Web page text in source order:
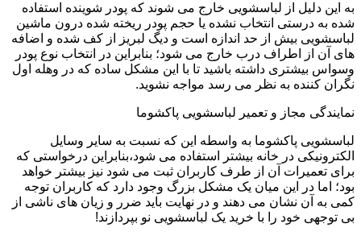
به این دلیل از لباسشویی خارج می شوند که پودر شوینده استفاده
شده به درستی انتخاب نشده یا حجم پودر ریخته شده درون ماشین
لباسشویی بیش از حد اندازه است و دیگ لبریز از کف شده و اضافه
های آن از اطراف درب خارج می شود؛ بنابراین در انتخاب نوع پودر
وسواس بیشتری داشته باشید تا با این مشکل ساده که در وهله اول
نگران کننده به نظر می رسد مواجه نشوید.
نمایندگی مجاز و تعمیر لباسشویی پاکشوما
لباسشویی پاکشوما به واسطه این که نسبت به سایر وسایل
الکترونیکی در خانه بیشتر استفاده می شود،بنابراین درخواستی که
برای تعمیرات آن از طرف کاربران ثبت می شود نیز بیشتر خواهد
بود؛ اما در این میان یک مشکل بزرگ وجود دارد که کاربران توجه
کمی به آن نشان می دهند و در نهایت باید ضرر و زیان های ناشی از
بی توجهی خود را با خرید یک لباسشویی نو بپردازند!